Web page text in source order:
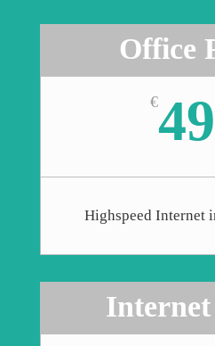
Office
€49
Highspeed Internet